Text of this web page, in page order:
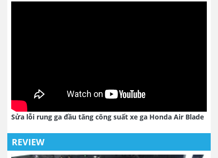
Sửa lỗi rung ga đầu tăng công suất xe ga Honda Air Blade
REVIEW